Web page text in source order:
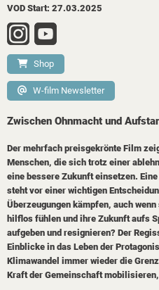
VOD Start: 27.03.2025
Shop
W-film Newsletter
Zwischen Ohnmacht und
Der mehrfach preisgekrönte Film
Menschen, die sich trotz einer
eine bessere Zukunft einsetzen.
steht vor einer wichtigen
Überzeugungen kämpfen, auch
hilflos fühlen und ihre Zukunft aufs
aufgeben und resignieren? Der
Einblicke in das Leben der
Klimawandel immer wieder die
Kraft der Gemeinschaft